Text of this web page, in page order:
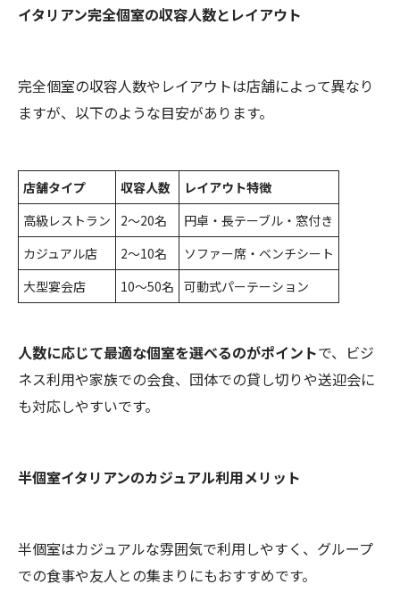
イタリアン完全個室の収容人数とレイアウト
完全個室の収容人数やレイアウトは店舗によって異なり
ますが、以下のような目安があります。
店舗タイプ 収容人数
レイアウト特徴
高級レストラン
2～20名
円卓・長テーブル・窓付き
カジュアル店
2～10名
ソファー席・ベンチシート
大型宴会店
10～50名 可動式パーテーション
人数に応じて最適な個室を選べるのがポイントで、ビジ
ネス利用や家族での会食、団体での貸し切りや送迎会に
も対応しやすいです。
半個室イタリアンのカジュアル利用メリット
半個室はカジュアルな雰囲気で利用しやすく、グループ
での食事や友人との集まりにもおすすめです。